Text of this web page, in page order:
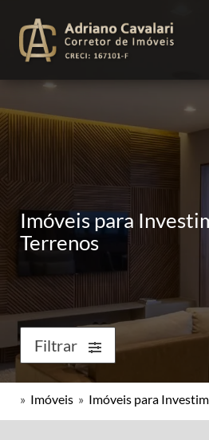
Imóveis para
Terrenos
Filtrar
» Imóveis » Imóveis para